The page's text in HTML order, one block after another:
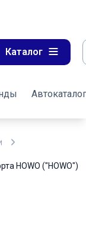
Каталог
Автокаталог
HOWO ("HOWO")